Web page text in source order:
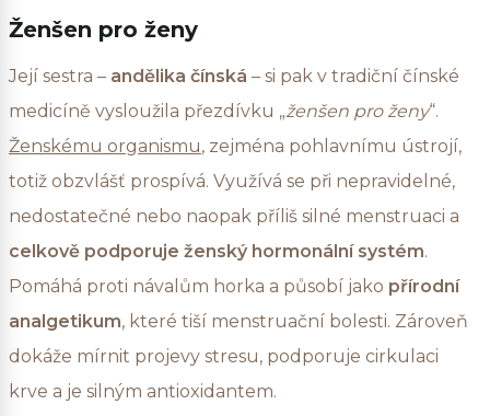
Ženšen pro ženy
Její sestra – andělika čínská – si pak v tradiční čínské
medicíně vysloužila přezdívku „ženšen pro ženy“.
Ženskému organismu, zejména pohlavnímu ústrojí,
totiž obzvlášť prospívá. Využívá se při nepravidelné,
nedostatečné nebo naopak příliš silné menstruaci a
celkově podporuje ženský hormonální systém.
Pomáhá proti návalům horka a působí jako přírodní
analgetikum, které tiší menstruační bolesti. Zároveň
dokáže mírnit projevy stresu, podporuje cirkulaci
krve a je silným antioxidantem.